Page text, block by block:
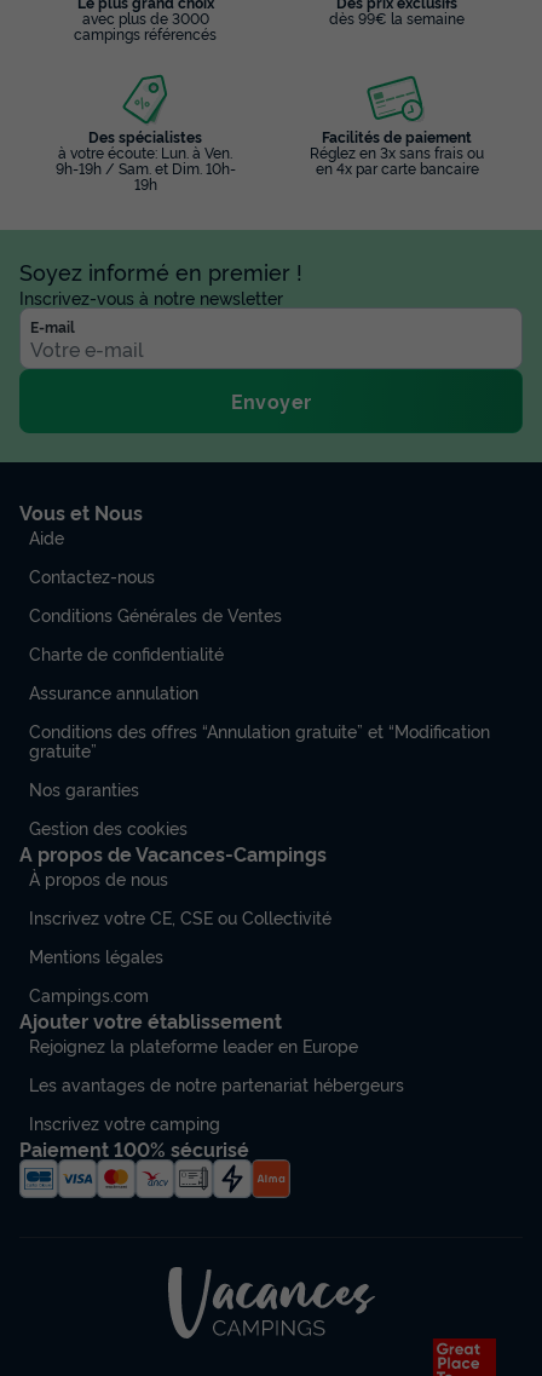
avec plus de 3000
campings référencés
dès 99€ la semaine
Des spécialistes
à votre écoute: Lun. à Ven.
9h-19h / Sam. et Dim. 10h-
19h
Facilités de paiement
Réglez en 3x sans frais ou
en 4x par carte bancaire
Soyez informé en premier !
Inscrivez-vous à notre newsletter
E-mail
Envoyer
Vous et Nous
Aide
Contactez-nous
Conditions Générales de Ventes
Charte de confidentialité
Assurance annulation
Conditions des offres “Annulation gratuite” et “Modification
gratuite”
Nos garanties
Gestion des cookies
A propos de Vacances-Campings
À propos de nous
Inscrivez votre CE, CSE ou Collectivité
Mentions légales
Campings.com
Ajouter votre établissement
Rejoignez la plateforme leader en Europe
Les avantages de notre partenariat hébergeurs
Inscrivez votre camping
Paiement 100% sécurisé